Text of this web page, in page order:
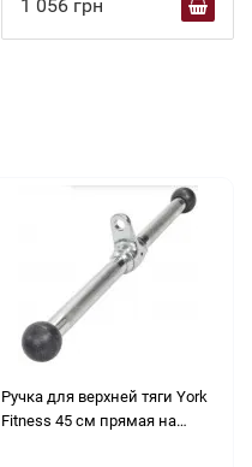
1 056 грн
Ручка для верхней тяги York
Fitness 45 см прямая на